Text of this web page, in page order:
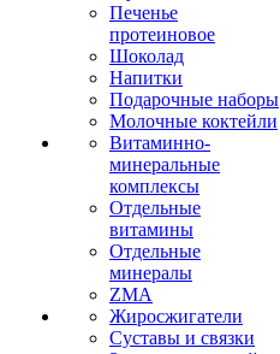
Печенье
протеиновое
Шоколад
Напитки
Подарочные наборы
Молочные коктейли
Витаминно-
минеральные
комплексы
Отдельные
витамины
Отдельные
минералы
ZMA
Жиросжигатели
Суставы и связки